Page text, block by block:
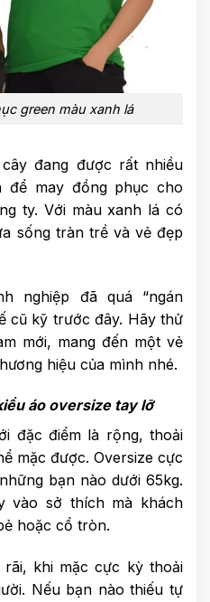
green màu xanh lá
đang được rất nhiều
để may đồng phục cho
ty. Với màu xanh lá có
sống tràn trề và vẻ đẹp
nghiệp đã quá “ngán
cũ kỹ trước đây. Hãy thử
mới, mang đến một vẻ
hiệu của mình nhé.
áo oversize tay lỡ
đặc điểm là rộng, thoải
mặc được. Oversize cực
bạn nào dưới 65kg.
vào sở thích mà khách
hoặc cổ tròn.
khi mặc cực kỳ thoải
Nếu bạn nào thiếu tự